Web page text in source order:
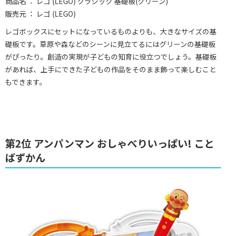
販売元 ： レゴ (LEGO)
レゴボックスにセットになっているものよりも、大きなサイズの基
礎板です。草原や森などのシーンに見立てるにはグリーンの基礎板
がぴったり。創造の実現が子どもの知育に役立つでしょう。基礎板
があれば、上手にできた子どもの作品をそのまま飾って楽しむこと
もできます。
第2位 アンパンマン おしゃべりいっぱい! こと
ばずかん